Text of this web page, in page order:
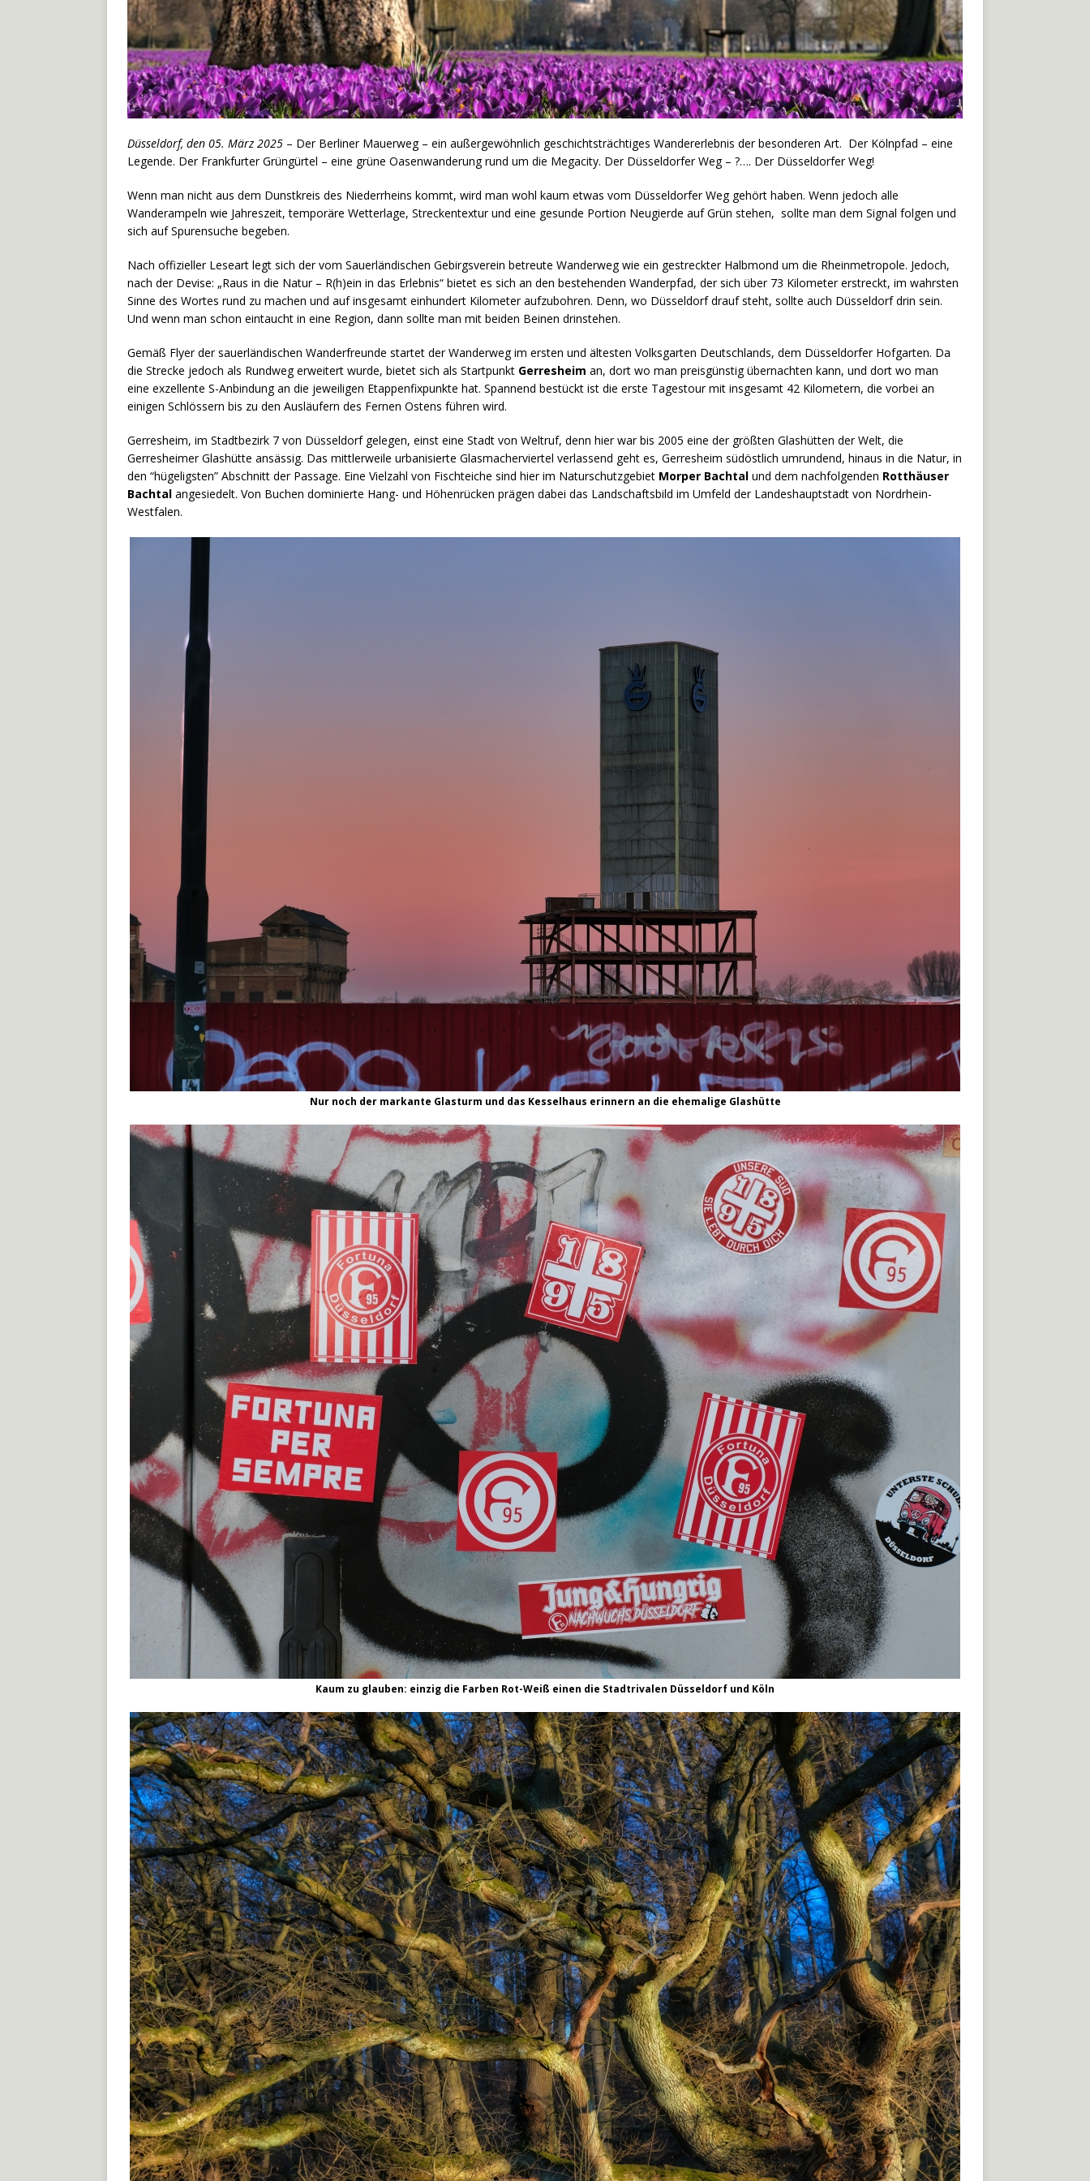
Düsseldorf, den 05. März 2025 – Der Berliner Mauerweg – ein außergewöhnlich geschichtsträchtiges Wandererlebnis der besonderen Art. Der Kölnpfad – eine
Legende. Der Frankfurter Grüngürtel – eine grüne Oasenwanderung rund um die Megacity. Der Düsseldorfer Weg – ?…. Der Düsseldorfer Weg!
Wenn man nicht aus dem Dunstkreis des Niederrheins kommt, wird man wohl kaum etwas vom Düsseldorfer Weg gehört haben. Wenn jedoch alle
Wanderampeln wie Jahreszeit, temporäre Wetterlage, Streckentextur und eine gesunde Portion Neugierde auf Grün stehen, sollte man dem Signal folgen und
sich auf Spurensuche begeben.
Nach offizieller Leseart legt sich der vom Sauerländischen Gebirgsverein betreute Wanderweg wie ein gestreckter Halbmond um die Rheinmetropole. Jedoch,
nach der Devise: „Raus in die Natur – R(h)ein in das Erlebnis“ bietet es sich an den bestehenden Wanderpfad, der sich über 73 Kilometer erstreckt, im wahrsten
Sinne des Wortes rund zu machen und auf insgesamt einhundert Kilometer aufzubohren. Denn, wo Düsseldorf drauf steht, sollte auch Düsseldorf drin sein.
Und wenn man schon eintaucht in eine Region, dann sollte man mit beiden Beinen drinstehen.
Gemäß Flyer der sauerländischen Wanderfreunde startet der Wanderweg im ersten und ältesten Volksgarten Deutschlands, dem Düsseldorfer Hofgarten. Da
die Strecke jedoch als Rundweg erweitert wurde, bietet sich als Startpunkt Gerresheim an, dort wo man preisgünstig übernachten kann, und dort wo man
eine exzellente S-Anbindung an die jeweiligen Etappenfixpunkte hat. Spannend bestückt ist die erste Tagestour mit insgesamt 42 Kilometern, die vorbei an
einigen Schlössern bis zu den Ausläufern des Fernen Ostens führen wird.
Gerresheim, im Stadtbezirk 7 von Düsseldorf gelegen, einst eine Stadt von Weltruf, denn hier war bis 2005 eine der größten Glashütten der Welt, die
Gerresheimer Glashütte ansässig. Das mittlerweile urbanisierte Glasmacherviertel verlassend geht es, Gerresheim südöstlich umrundend, hinaus in die Natur, in
den “hügeligsten” Abschnitt der Passage. Eine Vielzahl von Fischteiche sind hier im Naturschutzgebiet Morper Bachtal und dem nachfolgenden Rotthäuser
Bachtal angesiedelt. Von Buchen dominierte Hang- und Höhenrücken prägen dabei das Landschaftsbild im Umfeld der Landeshauptstadt von Nordrhein-
Westfalen.
Nur noch der markante Glasturm und das Kesselhaus erinnern an die ehemalige Glashütte
Kaum zu glauben: einzig die Farben Rot-Weiß einen die Stadtrivalen Düsseldorf und Köln